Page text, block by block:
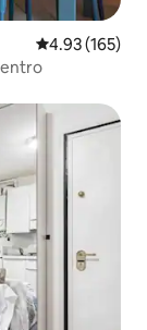
Calificación
4.93 (165)